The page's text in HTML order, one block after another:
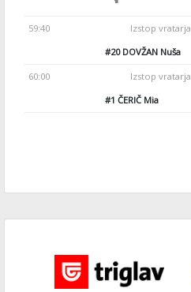
59:40 Izstop vratarja
#20DOVŽAN Nuša
60:00 Izstop vratarja
#1 ČERIČ Mia